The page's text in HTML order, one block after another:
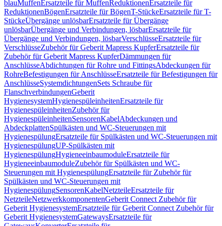
blauMuffenErsatzteile für MuffenReduktionenErsatzteile für
ReduktionenBögenErsatzteile für BögenT-StückeErsatzteile für T-
StückeÜbergänge unlösbarErsatzteile für Übergänge
unlösbarÜbergänge und Verbindungen, lösbarErsatzteile für
Übergänge und Verbindungen, lösbarVerschlüsseErsatzteile für
VerschlüsseZubehör für Geberit Mapress KupferErsatzteile für
Zubehör für Geberit Mapress KupferDämmungen für
AnschlüsseAbdichtungen für Rohre und FittingsAbdeckungen für
RohreBefestigungen für AnschlüsseErsatzteile für Befestigungen für
AnschlüsseSystemdichtungenSets Schraube für
FlanschverbindungenGeberit
HygienesystemHygienespüleinheitenErsatzteile für
HygienespüleinheitenZubehör für
HygienespüleinheitenSensorenKabelAbdeckungen und
AbdeckplattenSpülkästen und WC-Steuerungen mit
HygienespülungErsatzteile für Spülkästen und WC-Steuerungen mit
HygienespülungUP-Spülkästen mit
HygienespülungHygieneeinbaumoduleErsatzteile für
HygieneeinbaumoduleZubehör für Spülkästen und WC-
Steuerungen mit HygienespülungErsatzteile für Zubehör für
Spülkästen und WC-Steuerungen mit
HygienespülungSensorenKabelNetzteileErsatzteile für
NetzteileNetzwerkkomponentenGeberit Connect Zubehör für
Geberit HygienesystemErsatzteile für Geberit Connect Zubehör für
Geberit HygienesystemGatewaysErsatzteile für